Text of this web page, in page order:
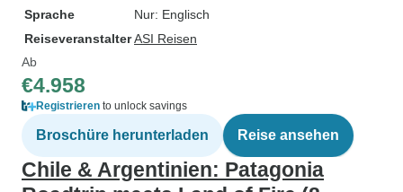
Sprache
Nur: Englisch
ReiseveranstalterASI Reisen
Ab
€4.958
Registrieren to unlock savings
Broschüre herunterladen Reise ansehen
Chile & Argentinien: Patagonia